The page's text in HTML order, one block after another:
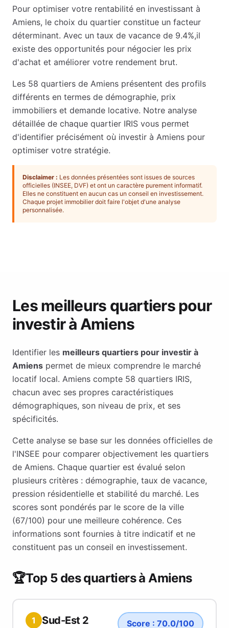
Pour optimiser votre rentabilité en investissant à
Amiens, le choix du quartier constitue un facteur
déterminant. Avec un taux de vacance de 9.4%,il
existe des opportunités pour négocier les prix
d'achat et améliorer votre rendement brut.
Les 58 quartiers de Amiens présentent des profils
différents en termes de démographie, prix
immobiliers et demande locative. Notre analyse
détaillée de chaque quartier IRIS vous permet
d'identifier précisément où investir à Amiens pour
optimiser votre stratégie.
Disclaimer : Les données présentées sont issues de sources
officielles (INSEE, DVF) et ont un caractère purement informatif.
Elles ne constituent en aucun cas un conseil en investissement.
Chaque projet immobilier doit faire l'objet d'une analyse
personnalisée.
Les meilleurs quartiers pour
investir à Amiens
Identifier les meilleurs quartiers pour investir à
Amiens permet de mieux comprendre le marché
locatif local. Amiens compte 58 quartiers IRIS,
chacun avec ses propres caractéristiques
démographiques, son niveau de prix, et ses
spécificités.
Cette analyse se base sur les données officielles de
l'INSEE pour comparer objectivement les quartiers
de Amiens. Chaque quartier est évalué selon
plusieurs critères : démographie, taux de vacance,
pression résidentielle et stabilité du marché. Les
scores sont pondérés par le score de la ville
(67/100) pour une meilleure cohérence. Ces
informations sont fournies à titre indicatif et ne
constituent pas un conseil en investissement.
🏆Top 5 des quartiers àAmiens
1 Sud-Est 2 Score : 70.0/100